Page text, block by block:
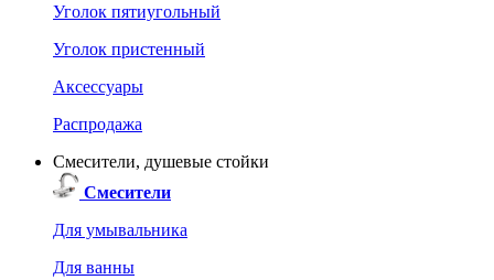
Уголок пятиугольный
Уголок пристенный
Аксессуары
Распродажа
Смесители, душевые стойки
Смесители
Для умывальника
Для ванны